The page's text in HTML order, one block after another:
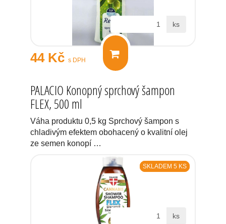
44 Kč s DPH
ks
PALACIO Konopný sprchový šampon
FLEX, 500 ml
Váha produktu 0,5 kg Sprchový šampon s
chladivým efektem obohacený o kvalitní olej
ze semen konopí …
SKLADEM 5 KS
ks